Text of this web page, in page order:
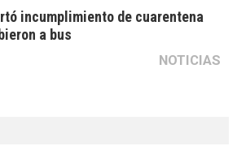
incumplimiento de cuarentena
a bus
NOTICIAS